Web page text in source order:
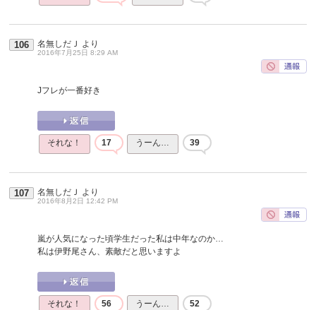
106 名無しだＪ より
2016年7月25日 8:29 AM
Jフレが一番好き
それな！ 17 うーん… 39
107 名無しだＪ より
2016年8月2日 12:42 PM
嵐が人気になった頃学生だった私は中年なのか…
私は伊野尾さん、素敵だと思いますよ
それな！ 56 うーん… 52